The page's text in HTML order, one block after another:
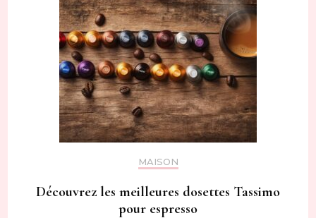
MAISON
Découvrez les meilleures dosettes Tassimo
pour espresso